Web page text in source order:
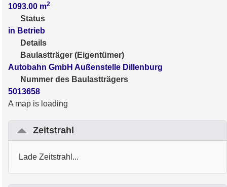
1093.00 m2
Status
in Betrieb
Details
Baulastträger (Eigentümer)
Autobahn GmbH Außenstelle Dillenburg
Nummer des Baulastträgers
5013658
A map is loading
Zeitstrahl
Lade Zeitstrahl...